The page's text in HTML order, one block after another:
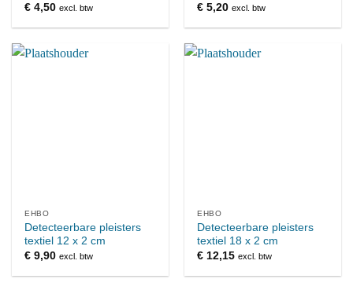
€ 4,50 excl. btw
€ 5,20 excl. btw
EHBO
Detecteerbare pleisters
textiel 12 x 2 cm
€ 9,90 excl. btw
EHBO
Detecteerbare pleisters
textiel 18 x 2 cm
€ 12,15 excl. btw